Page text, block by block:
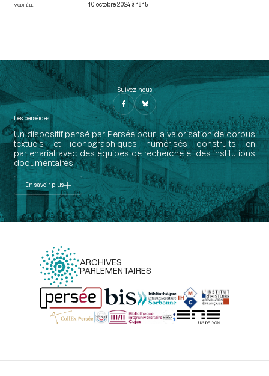
MODIFIÉ LE 10 octobre 2024 à 18:15
Suivez-nous
Les perséides
Un dispositif pensé par Persée pour la valorisation de corpus
textuels et iconographiques numérisés construits en
partenariat avec des équipes de recherche et des institutions
documentaires.
En savoir plus
ARCHIVES
PARLEMENTAIRES
Menu